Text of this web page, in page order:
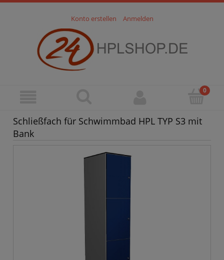
Konto erstellen Anmelden
Schließfach für Schwimmbad HPL TYP S3 mit
Bank